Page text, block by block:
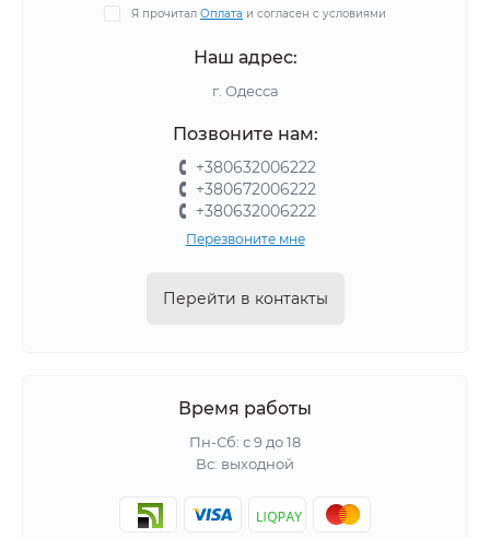
Я прочитал Оплата и согласен с условиями
Наш адрес:
г. Одесса
Позвоните нам:
+380632006222
+380672006222
+380632006222
Перезвоните мне
Перейти в контакты
Время работы
Пн-Сб: с 9 до 18
Вс: выходной